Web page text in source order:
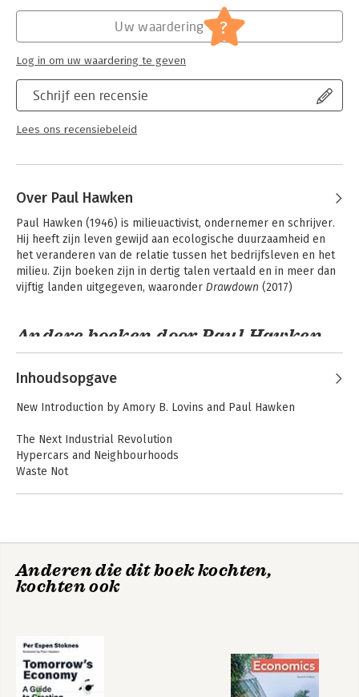
Schrijf een recensie
Lees ons recensiebeleid
Uw waardering ?
Log in om uw waardering te geven
Over Paul Hawken
Paul Hawken (1946) is milieuactivist, ondernemer en schrijver.
Hij heeft zijn leven gewijd aan ecologische duurzaamheid en
het veranderen van de relatie tussen het bedrijfsleven en het
milieu. Zijn boeken zijn in dertig talen vertaald en in meer dan
vijftig landen uitgegeven, waaronder Drawdown (2017)
Andere boeken door Paul Hawken
Inhoudsopgave
New Introduction by Amory B. Lovins and Paul Hawken
The Next Industrial Revolution
Hypercars and Neighbourhoods
Waste Not
Filaments of Nature
Food for Life
Human Capitalism
Once Upon a Planet
Anderen die dit boek kochten,
kochten ook